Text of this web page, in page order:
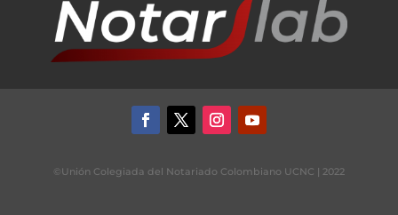
©Unión Colegiada del Notariado Colombiano UCNC | 2022